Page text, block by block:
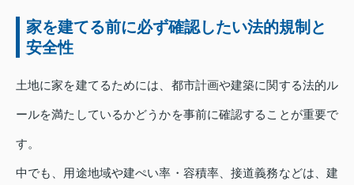
家を建てる前に必ず確認したい法的規制と
安全性
土地に家を建てるためには、都市計画や建築に関する法的ル
ールを満たしているかどうかを事前に確認することが重要で
す。
中でも、用途地域や建ぺい率・容積率、接道義務などは、建